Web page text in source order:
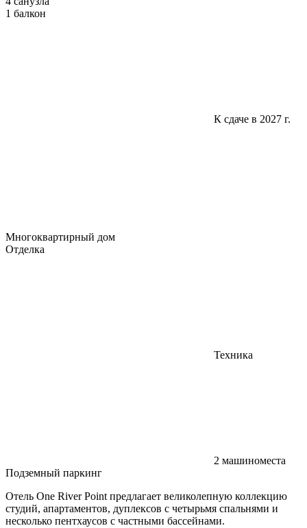
1 балкон
К сдаче в 2027 г.
Многоквартирный дом
Отделка
Техника
2 машиноместа
Подземный паркинг
Отель One River Point предлагает великолепную коллекцию
студий, апартаментов, дуплексов с четырьмя спальнями и
несколько пентхаусов с частными бассейнами.